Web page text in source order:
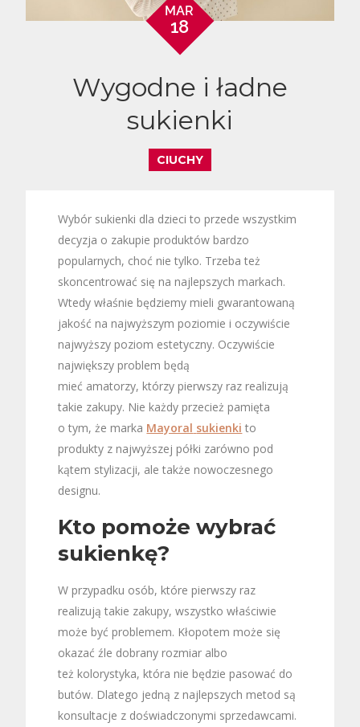
MAR
18
Wygodne i ładne
sukienki
CIUCHY
Wybór sukienki dla dzieci to przede wszystkim
decyzja o zakupie produktów bardzo
popularnych, choć nie tylko. Trzeba też
skoncentrować się na najlepszych markach.
Wtedy właśnie będziemy mieli gwarantowaną
jakość na najwyższym poziomie i oczywiście
najwyższy poziom estetyczny. Oczywiście
największy problem będą
mieć amatorzy, którzy pierwszy raz realizują
takie zakupy. Nie każdy przecież pamięta
o tym, że marka Mayoral sukienki to
produkty z najwyższej półki zarówno pod
kątem stylizacji, ale także nowoczesnego
designu.
Kto pomoże wybrać
sukienkę?
W przypadku osób, które pierwszy raz
realizują takie zakupy, wszystko właściwie
może być problemem. Kłopotem może się
okazać źle dobrany rozmiar albo
też kolorystyka, która nie będzie pasować do
butów. Dlatego jedną z najlepszych metod są
konsultacje z doświadczonymi sprzedawcami.